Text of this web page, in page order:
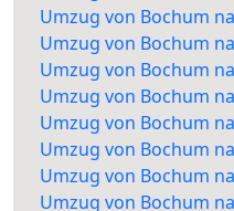
Umzug von Bochum
Umzug von Bochum
Umzug von Bochum
Umzug von Bochum
Umzug von Bochum
Umzug von Bochum
Umzug von Bochum
Umzug von Bochum